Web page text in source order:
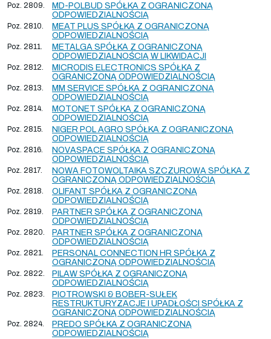
Poz. 2809.
MD-POLBUD SPÓŁKA Z OGRANICZONĄ
ODPOWIEDZIALNOŚCIĄ
Poz. 2810.
MEAT PLUS SPÓŁKA Z OGRANICZONĄ
ODPOWIEDZIALNOŚCIĄ
Poz. 2811.
METALGA SPÓŁKA Z OGRANICZONĄ
ODPOWIEDZIALNOŚCIĄ W LIKWIDACJI
Poz. 2812.
MICRODIS ELECTRONICS SPÓŁKA Z
OGRANICZONĄ ODPOWIEDZIALNOŚCIĄ
Poz. 2813.
MM SERVICE SPÓŁKA Z OGRANICZONĄ
ODPOWIEDZIALNOŚCIĄ
Poz. 2814.
MOTONET SPÓŁKA Z OGRANICZONĄ
ODPOWIEDZIALNOŚCIĄ
Poz. 2815.
NIGER POL AGRO SPÓŁKA Z OGRANICZONĄ
ODPOWIEDZIALNOŚCIĄ
Poz. 2816.
NOVASPACE SPÓŁKA Z OGRANICZONĄ
ODPOWIEDZIALNOŚCIĄ
Poz. 2817.
NOWA FOTOWOLTAIKA SZCZUROWA SPÓŁKA Z
OGRANICZONĄ ODPOWIEDZIALNOŚCIĄ
Poz. 2818.
OLIFANT SPÓŁKA Z OGRANICZONĄ
ODPOWIEDZIALNOŚCIĄ
Poz. 2819.
PARTNER SPÓŁKA Z OGRANICZONĄ
ODPOWIEDZIALNOŚCIĄ
Poz. 2820.
PARTNER SPÓŁKA Z OGRANICZONĄ
ODPOWIEDZIALNOŚCIĄ
Poz. 2821.
PERSONAL CONNECTION HR SPÓŁKA Z
OGRANICZONĄ ODPOWIEDZIALNOŚCIĄ
Poz. 2822.
PILAW SPÓŁKA Z OGRANICZONĄ
ODPOWIEDZIALNOŚCIĄ
Poz. 2823.
PIOTROWSKI & BOBER-SUŁEK
RESTRUKTURYZACJE I UPADŁOŚCI SPÓŁKA Z
OGRANICZONĄ ODPOWIEDZIALNOŚCIĄ
Poz. 2824.
PREDO SPÓŁKA Z OGRANICZONĄ
ODPOWIEDZIALNOŚCIĄ